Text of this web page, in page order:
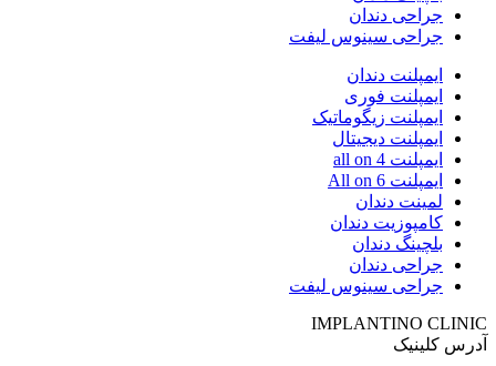
جراحی دندان
جراحی سینوس لیفت
ایمپلنت دندان
ایمپلنت فوری
ایمپلنت زیگوماتیک
ایمپلنت دیجیتال
ایمپلنت all on 4
ایمپلنت All on 6
لمینت دندان
کامپوزیت دندان
بلچینگ دندان
جراحی دندان
جراحی سینوس لیفت
IMPLANTINO CLINIC
آدرس کلینیک